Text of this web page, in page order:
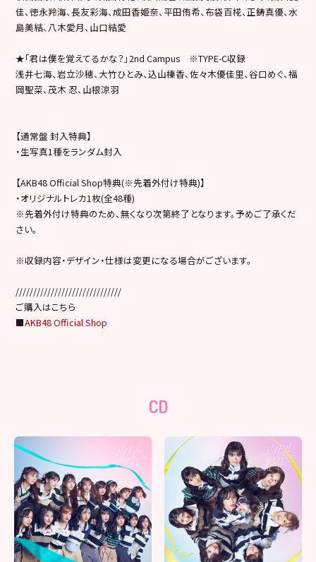
佳、徳永羚海、長友彩海、成田香姫奈、平田侑希、布袋百椛、正鋳真優、水
島美結、八木愛月、山口結愛
★「君は僕を覚えてるかな？」2nd Campus ※TYPE-C収録
浅井七海、岩立沙穂、大竹ひとみ、込山榛香、佐々木優佳里、谷口めぐ、福
岡聖菜、茂木 忍、山根涼羽
【通常盤 封入特典】
・生写真1種をランダム封入
【AKB48 Official Shop特典(※先着外付け特典)】
・オリジナルトレカ1枚(全48種)
※先着外付け特典のため、無くなり次第終了となります。予めご了承くだ
さい。
※収録内容・デザイン・仕様は変更になる場合がございます。
//////////////////////////////
ご購入はこちら
■AKB48 Official Shop
CD